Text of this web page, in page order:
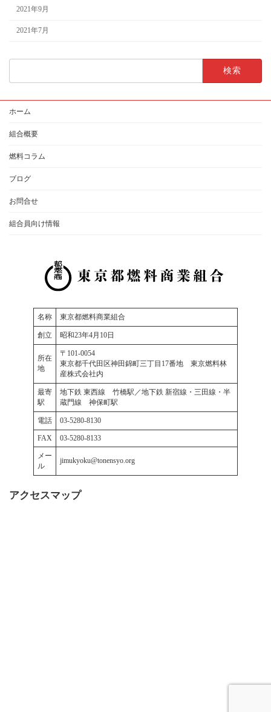
2021年9月
2021年7月
ホーム
組合概要
燃料コラム
ブログ
お問合せ
組合員向け情報
名称 東京都燃料商業組合
創立 昭和23年4月10日
所在
地
〒101-0054
東京都千代田区神田錦町三丁目17番地 東京燃料林
産株式会社内
最寄
駅
地下鉄 東西線 竹橋駅／地下鉄 新宿線・三田線・半
蔵門線 神保町駅
電話 03-5280-8130
FAX 03-5280-8133
メー
ル
jimukyoku@tonensyo.org
アクセスマップ